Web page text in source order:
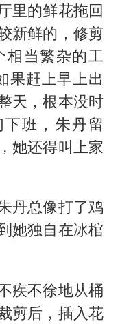
里的鲜花拖回
新鲜的，修剪
相当繁杂的工
果赶上早上出
天，根本没时
班，朱丹留
她还得叫上家
丹总像打了鸡
她独自在冰棺
疾不徐地从桶
剪后，插入花